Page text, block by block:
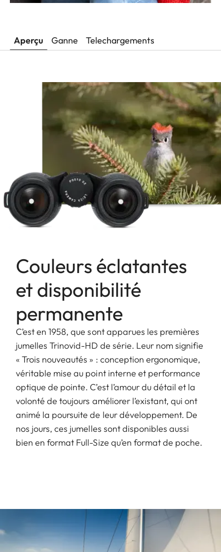
Aperçu Ganne Telechargements
Couleurs éclatantes
et disponibilité
permanente
C’est en 1958, que sont apparues les premières
jumelles Trinovid-HD de série. Leur nom signifie
« Trois nouveautés » : conception ergonomique,
véritable mise au point interne et performance
optique de pointe. C’est l’amour du détail et la
volonté de toujours améliorer l’existant, qui ont
animé la poursuite de leur développement. De
nos jours, ces jumelles sont disponibles aussi
bien en format Full-Size qu’en format de poche.